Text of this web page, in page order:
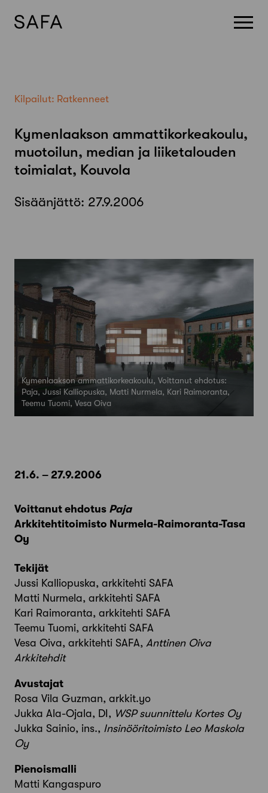
Kilpailut: Ratkenneet
Kymenlaakson ammattikorkeakoulu,
muotoilun, median ja liiketalouden
toimialat, Kouvola
Sisäänjättö: 27.9.2006
Kymenlaakson ammattikorkeakoulu, Voittanut ehdotus:
Paja, Jussi Kalliopuska, Matti Nurmela, Kari Raimoranta,
Teemu Tuomi, Vesa Oiva
21.6. – 27.9.2006
Voittanut ehdotus Paja
Arkkitehtitoimisto Nurmela-Raimoranta-Tasa
Oy
Tekijät
Jussi Kalliopuska, arkkitehti SAFA
Matti Nurmela, arkkitehti SAFA
Kari Raimoranta, arkkitehti SAFA
Teemu Tuomi, arkkitehti SAFA
Vesa Oiva, arkkitehti SAFA, Anttinen Oiva
Arkkitehdit
Avustajat
Rosa Vila Guzman, arkkit.yo
Jukka Ala-Ojala, DI, WSP suunnittelu Kortes Oy
Jukka Sainio, ins., Insinööritoimisto Leo Maskola
Oy
Pienoismalli
Matti Kangaspuro